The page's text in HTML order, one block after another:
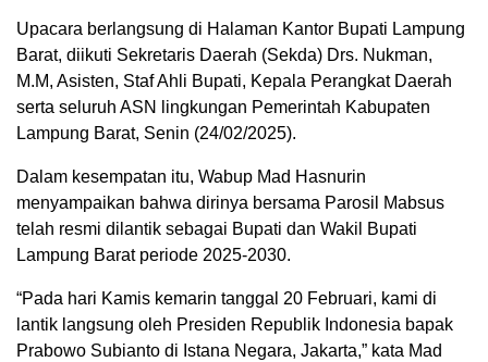
Upacara berlangsung di Halaman Kantor Bupati Lampung
Barat, diikuti Sekretaris Daerah (Sekda) Drs. Nukman,
M.M, Asisten, Staf Ahli Bupati, Kepala Perangkat Daerah
serta seluruh ASN lingkungan Pemerintah Kabupaten
Lampung Barat, Senin (24/02/2025).
Dalam kesempatan itu, Wabup Mad Hasnurin
menyampaikan bahwa dirinya bersama Parosil Mabsus
telah resmi dilantik sebagai Bupati dan Wakil Bupati
Lampung Barat periode 2025-2030.
“Pada hari Kamis kemarin tanggal 20 Februari, kami di
lantik langsung oleh Presiden Republik Indonesia bapak
Prabowo Subianto di Istana Negara, Jakarta,” kata Mad